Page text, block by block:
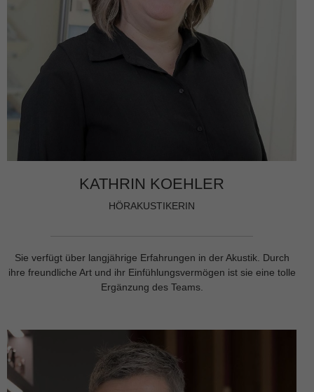
KATHRIN KOEHLER
HÖRAKUSTIKERIN
Sie verfügt über langjährige Erfahrungen in der Akustik. Durch
ihre freundliche Art und ihr Einfühlungsvermögen ist sie eine tolle
Ergänzung des Teams.